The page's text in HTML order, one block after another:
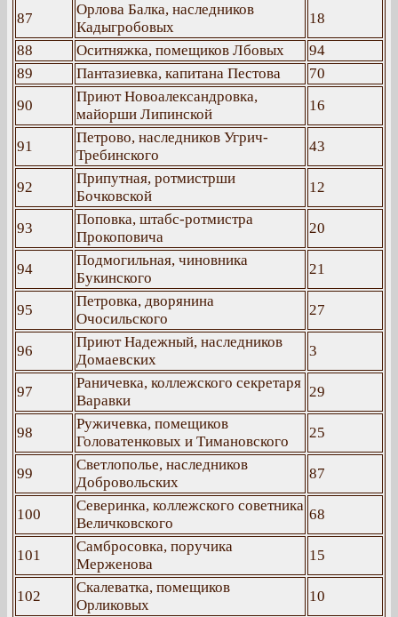
87
Орлова Балка, наследников
Кадыгробовых
18
88
Оситняжка, помещиков Лбовых
94
89
Пантазиевка, капитана Пестова
70
90
Приют Новоалександровка,
майорши Липинской
16
91
Петрово, наследников Угрич-
Требинского
43
92
Припутная, ротмистрши
Бочковской
12
93
Поповка, штабс-ротмистра
Прокоповича
20
94
Подмогильная, чиновника
Букинского
21
95
Петровка, дворянина
Очосильского
27
96
Приют Надежный, наследников
Домаевских
3
97
Раничевка, коллежского секретаря
Варавки
29
98
Ружичевка, помещиков
Головатенковых и Тимановского
25
99
Светлополье, наследников
Добровольских
87
100
Северинка, коллежского советника
Величковского
68
101
Самбросовка, поручика
Мерженова
15
102
Скалеватка, помещиков
Орликовых
10